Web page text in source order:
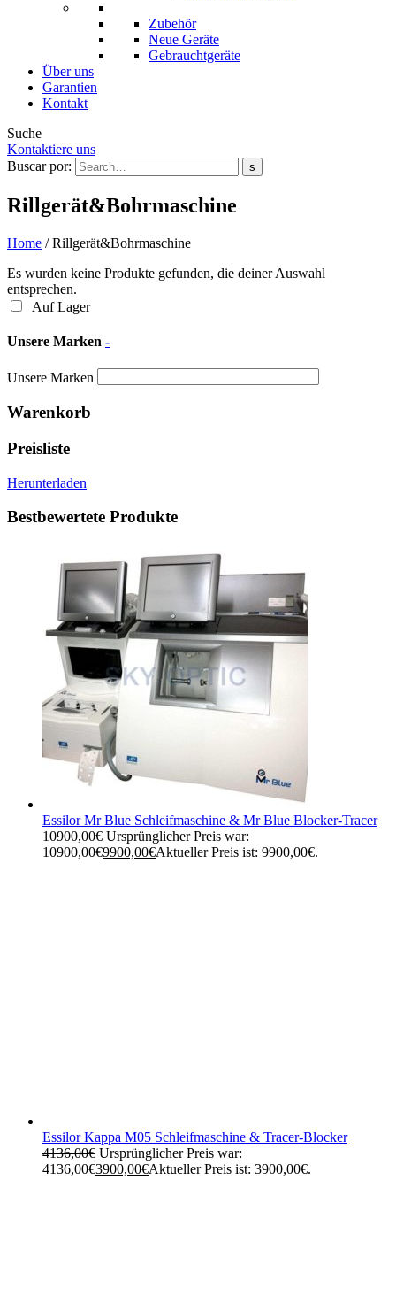
Zubehör
Neue Geräte
Gebrauchtgeräte
Über uns
Garantien
Kontakt
Suche
Kontaktiere uns
Buscar por:
s
Rillgerät&Bohrmaschine
Home /Rillgerät&Bohrmaschine
Es wurden keine Produkte gefunden, die deiner Auswahl
entsprechen.
Auf Lager
Unsere Marken -
Unsere Marken
Warenkorb
Preisliste
Herunterladen
Bestbewertete Produkte
Essilor Mr Blue Schleifmaschine & Mr Blue Blocker-Tracer
10900,00€ Ursprünglicher Preis war:
10900,00€9900,00€Aktueller Preis ist: 9900,00€.
Essilor Kappa M05 Schleifmaschine & Tracer-Blocker
4136,00€ Ursprünglicher Preis war:
4136,00€3900,00€Aktueller Preis ist: 3900,00€.